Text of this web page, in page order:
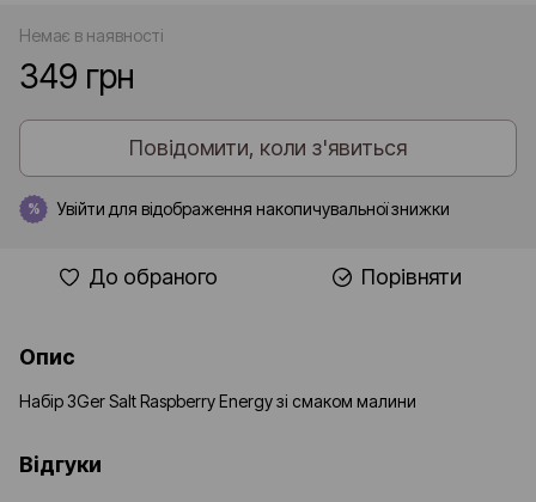
Немає в наявності
349 грн
Повідомити, коли з'явиться
% Увійти для відображення накопичувальної знижки
До обраного Порівняти
Опис
Набір 3Ger Salt Raspberry Energy зі смаком малини
Відгуки